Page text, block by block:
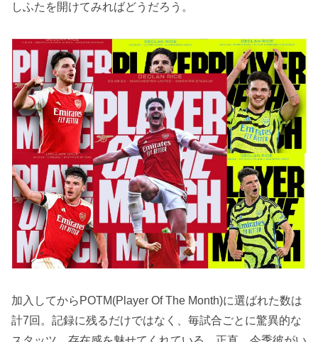
しふたを開けてみればどうだろう。
加入してからPOTM(Player Of The Month)に選ばれた数は
計7回。記録に残るだけではなく、毎試合ごとに驚異的な